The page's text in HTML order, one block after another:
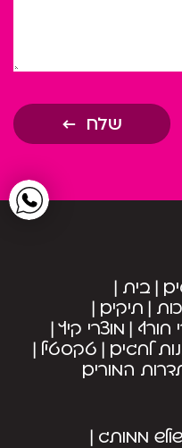
שלח
בית
תיקים
חורף מוצרי קיץ
לחגים טקסטיל
המורים
ממותג